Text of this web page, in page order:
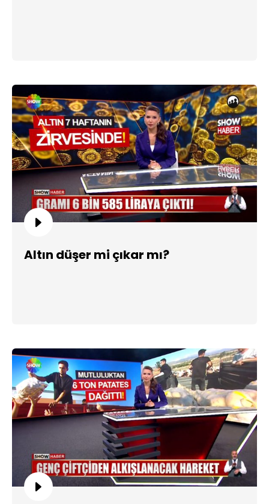
Altın düşer mi çıkar mı?